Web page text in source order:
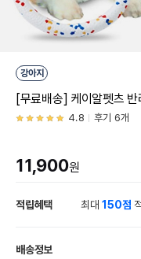
강아지
[무료배송] 케이알펫츠
4.8 후기 6개
11,900원
적립혜택 최대150점
배송정보